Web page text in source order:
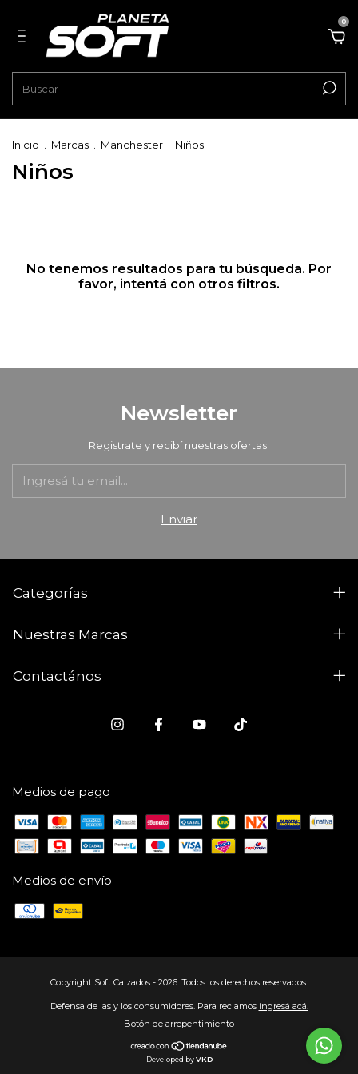
0
Inicio Marcas Manchester Niños
Niños
No tenemos resultados para tu búsqueda. Por
favor, intentá con otros filtros.
Newsletter
Registrate y recibí nuestras ofertas.
Categorías
Nuestras Marcas
Contactános
Medios de pago
Medios de envío
Copyright Soft Calzados - 2026. Todos los derechos reservados.
Defensa de las y los consumidores. Para reclamos ingresá acá.
Botón de arrepentimiento
Developed byVKD